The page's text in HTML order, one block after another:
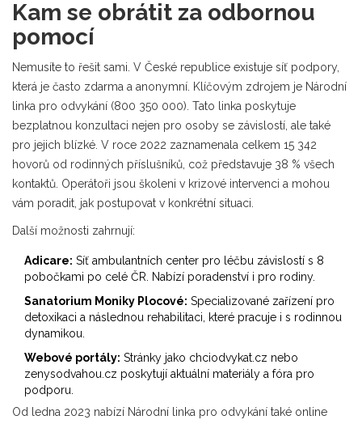
Kam se obrátit za odbornou
pomocí
Nemusíte to řešit sami. V České republice existuje síť podpory,
která je často zdarma a anonymní. Klíčovým zdrojem je Národní
linka pro odvykání (800 350 000) . Tato linka poskytuje
bezplatnou konzultaci nejen pro osoby se závislostí, ale také
pro jejich blízké. V roce 2022 zaznamenala celkem 15 342
hovorů od rodinných příslušníků, což představuje 38 % všech
kontaktů. Operátoři jsou školeni v krizové intervenci a mohou
vám poradit, jak postupovat v konkrétní situaci.
Další možnosti zahrnují:
Adicare: Síť ambulantních center pro léčbu závislostí s 8
pobočkami po celé ČR. Nabízí poradenství i pro rodiny.
Sanatorium Moniky Plocové: Specializované zařízení pro
detoxikaci a následnou rehabilitaci, které pracuje i s rodinnou
dynamikou.
Webové portály: Stránky jako chciodvykat.cz nebo
zenysodvahou.cz poskytují aktuální materiály a fóra pro
podporu.
Od ledna 2023 nabízí Národní linka pro odvykání také online